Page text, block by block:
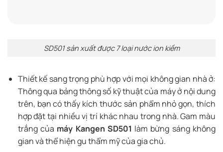
SD501 sản xuất được 7 loại nước ion kiềm
Thiết kế sang trọng phù hợp với mọi không gian nhà ở:
Thông qua bảng thông số kỹ thuật của máy ở nội dung
trên, bạn có thấy kích thước sản phẩm nhỏ gọn, thích
hợp đặt tại nhiều vị trí khác nhau trong nhà. Gam màu
trắng của máy Kangen SD501 làm bừng sáng không
gian và thể hiện gu thẩm mỹ của gia chủ.